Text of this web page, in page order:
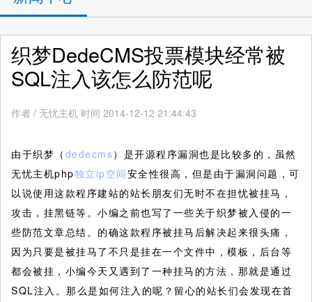
织梦DedeCMS投票模块经常被
SQL注入该怎么防范呢
作者 / 无忧主机 时间 2014-12-12 21:44:43
由于织梦（ dedecms）是开源程序漏洞也是比较多的，虽然
无忧主机php独立ip空间安全性很高，但是由于漏洞问题，可
以说使用这款程序建站的站长朋友们无时不在担忧被挂马，
攻击，挂黑链等。小编之前也写了一些关于织梦被入侵的一
些防范文章总结。的确这款程序被挂马后解决起来很头痛，
因为只要是被挂马了不只是挂在一个文件中，模板，后台等
都会被挂，小编今天又遇到了一种挂马的方法，那就是通过
SQL注入。那么是如何注入的呢？留心的站长们会发现在首